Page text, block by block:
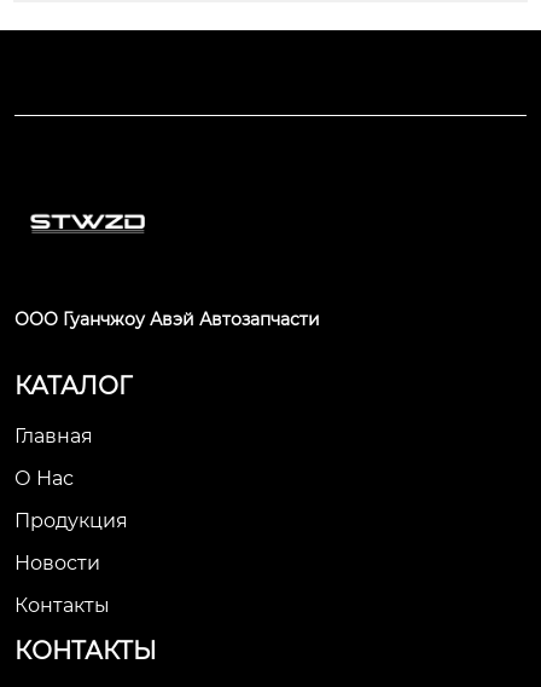
ООО Гуанчжоу Авэй Автозапчасти
КАТАЛОГ
Главная
О Нас
Продукция
Новости
Контакты
КОНТАКТЫ